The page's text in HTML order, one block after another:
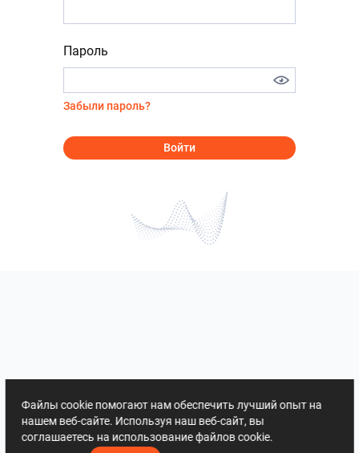
Пароль
Забыли пароль?
Войти
Файлы cookie помогают нам обеспечить лучший опыт на
нашем веб-сайте. Используя наш веб-сайт, вы
соглашаетесь на использование файлов cookie.